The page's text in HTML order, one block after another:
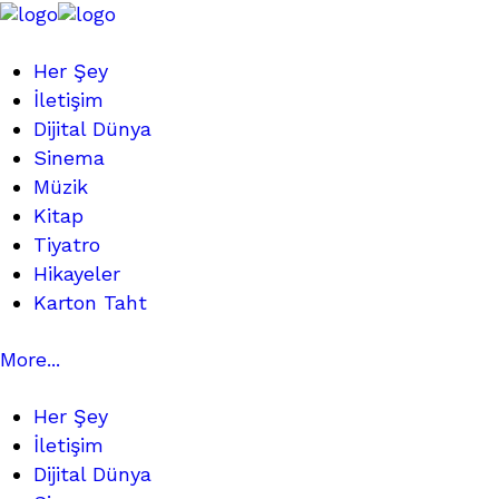
Her Şey
İletişim
Dijital Dünya
Sinema
Müzik
Kitap
Tiyatro
Hikayeler
Karton Taht
More...
Her Şey
İletişim
Dijital Dünya